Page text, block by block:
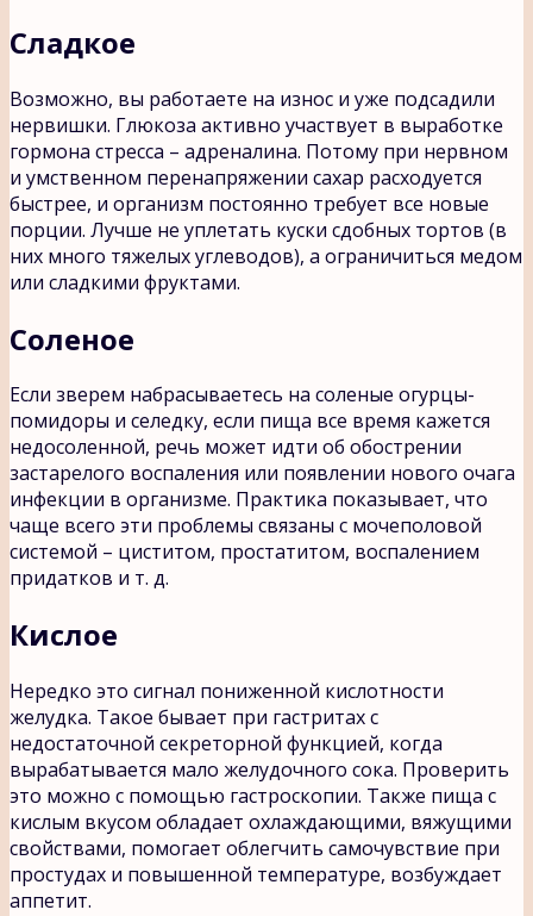
Сладкое
Возможно, вы работаете на износ и уже подсадили
нервишки. Глюкоза активно участвует в выработке
гормона стресса – адреналина. Потому при нервном
и умственном перенапряжении сахар расходуется
быстрее, и организм постоянно требует все новые
порции. Лучше не уплетать куски сдобных тортов (в
них много тяжелых углеводов), а ограничиться медом
или сладкими фруктами.
Соленое
Если зверем набрасываетесь на соленые огурцы-
помидоры и селедку, если пища все время кажется
недосоленной, речь может идти об обострении
застарелого воспаления или появлении нового очага
инфекции в организме. Практика показывает, что
чаще всего эти проблемы связаны с мочеполовой
системой – циститом, простатитом, воспалением
придатков и т. д.
Кислое
Нередко это сигнал пониженной кислотности
желудка. Такое бывает при гастритах с
недостаточной секреторной функцией, когда
вырабатывается мало желудочного сока. Проверить
это можно с помощью гастроскопии. Также пища с
кислым вкусом обладает охлаждающими, вяжущими
свойствами, помогает облегчить самочувствие при
простудах и повышенной температуре, возбуждает
аппетит.